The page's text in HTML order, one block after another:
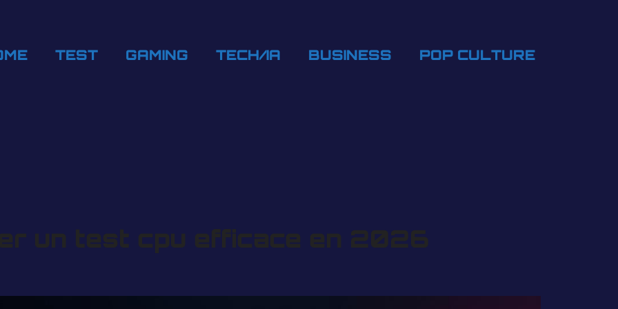
TEST GAMING TECH/IA BUSINESS POP CULTURE
un test cpu efficace en 2026